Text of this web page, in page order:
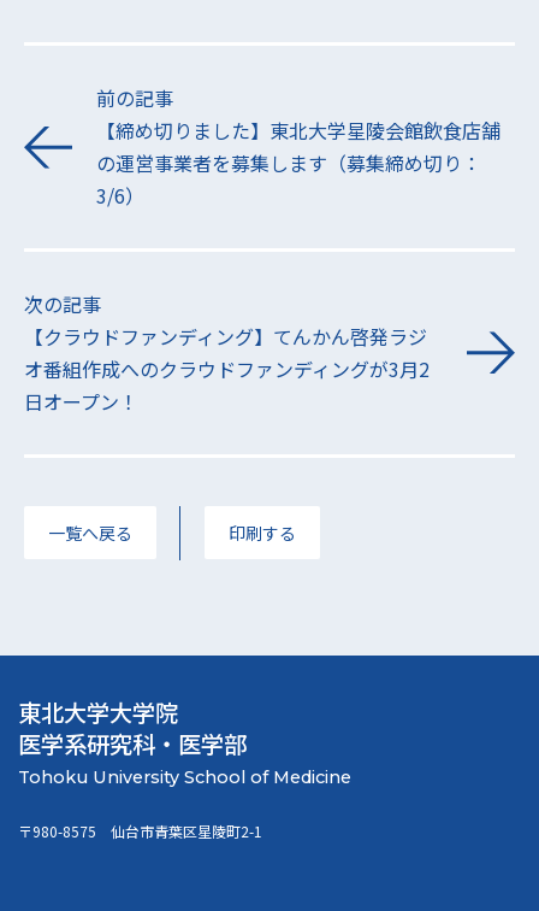
前の記事
【締め切りました】東北大学星陵会館飲食店舗
の運営事業者を募集します（募集締め切り：
3/6）
次の記事
【クラウドファンディング】てんかん啓発ラジ
オ番組作成へのクラウドファンディングが3月2
日オープン！
一覧へ戻る 印刷する
東北大学大学院
医学系研究科・医学部
〒980-8575 仙台市青葉区星陵町2-1